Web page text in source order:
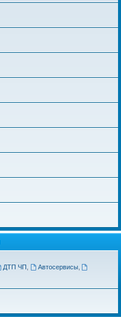
ДТП ЧП Автосервисы,